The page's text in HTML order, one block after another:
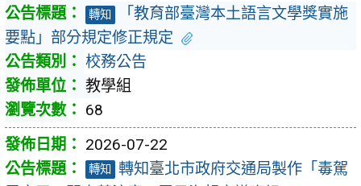
轉知
「教育部臺灣本土語言文學獎實施
要點」部分規定修正規定
校務公告
教學組
68
2026-07-22
轉知
轉知臺北市政府交通局製作「毒駕